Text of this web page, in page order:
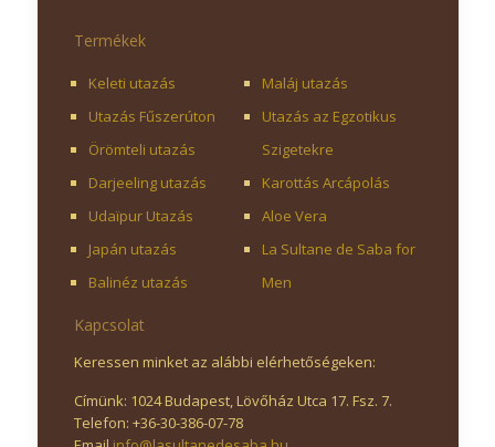
Termékek
Keleti utazás
Utazás Fűszerúton
Örömteli utazás
Darjeeling utazás
Udaïpur Utazás
Japán utazás
Balinéz utazás
Maláj utazás
Utazás az Egzotikus
Szigetekre
Karottás Arcápolás
Aloe Vera
La Sultane de Saba for
Men
Kapcsolat
Keressen minket az alábbi elérhetőségeken:
Címünk: 1024 Budapest, Lövőház Utca 17. Fsz. 7.
Telefon: +36-30-386-07-78